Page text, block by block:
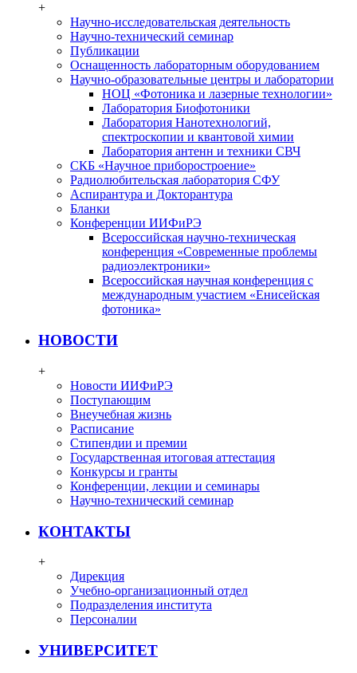
+
Научно-исследовательская деятельность
Научно-технический семинар
Публикации
Оснащенность лабораторным оборудованием
Научно-образовательные центры и лаборатории
НОЦ «Фотоника и лазерные технологии»
Лаборатория Биофотоники
Лаборатория Нанотехнологий,
спектроскопии и квантовой химии
Лаборатория антенн и техники СВЧ
СКБ «Научное приборостроение»
Радиолюбительская лаборатория СФУ
Аспирантура и Докторантура
Бланки
Конференции ИИФиРЭ
Всероссийская научно-техническая
конференция «Современные проблемы
радиоэлектроники»
Всероссийская научная конференция с
международным участием «Енисейская
фотоника»
НОВОСТИ
+
Новости ИИФиРЭ
Поступающим
Внеучебная жизнь
Расписание
Стипендии и премии
Государственная итоговая аттестация
Конкурсы и гранты
Конференции, лекции и семинары
Научно-технический семинар
КОНТАКТЫ
+
Дирекция
Учебно-организационный отдел
Подразделения института
Персоналии
УНИВЕРСИТЕТ